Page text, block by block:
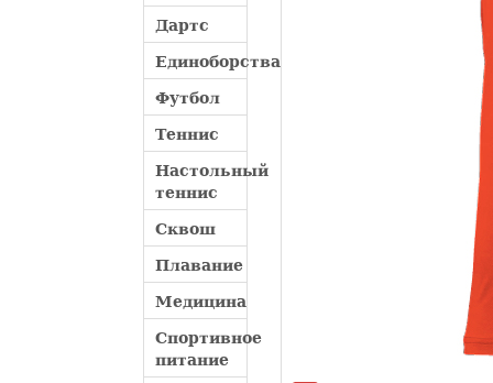
Дартс
Единоборства
Футбол
Теннис
Настольный
теннис
Сквош
Плавание
Медицина
Спортивное
питание